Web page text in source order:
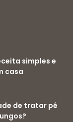
simples e
casa
de tratar pé